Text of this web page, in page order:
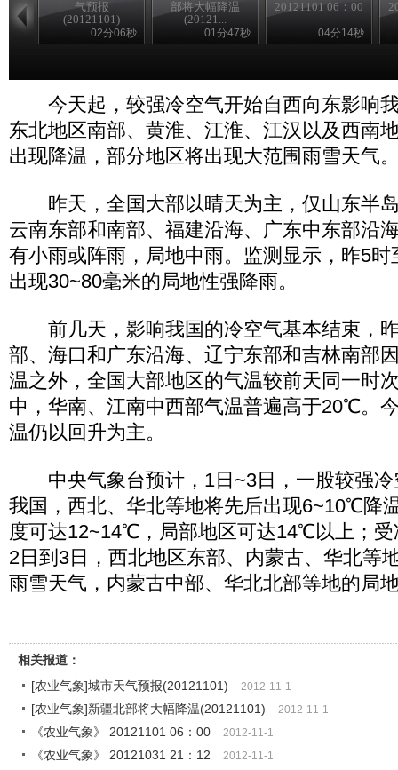
气预报
(20121101)
02分06秒
部将大幅降温
(20121...
01分47秒
20121101 06：00
04分14秒
今天起，较强冷空气开始自西向东影响
东北地区南部、黄淮、江淮、江汉以及西南
出现降温，部分地区将出现大范围雨雪天气
昨天，全国大部以晴天为主，仅山东半
云南东部和南部、福建沿海、广东中东部沿
有小雨或阵雨，局地中雨。监测显示，昨5
出现30~80毫米的局地性强降雨。
前几天，影响我国的冷空气基本结束，
部、海口和广东沿海、辽宁东部和吉林南部
温之外，全国大部地区的气温较前天同一时
中，华南、江南中西部气温普遍高于20℃。
温仍以回升为主。
中央气象台预计，1日~3日，一股较强冷
我国，西北、华北等地将先后出现6~10℃降
度可达12~14℃，局部地区可达14℃以上；
2日到3日，西北地区东部、内蒙古、华北等
雨雪天气，内蒙古中部、华北北部等地的局
相关报道：
[农业气象]城市天气预报(20121101)
2012-11-1
[农业气象]新疆北部将大幅降温(20121101) 2012-11-1
《农业气象》 20121101 06：00 2012-11-1
《农业气象》 20121031 21：12 2012-11-1